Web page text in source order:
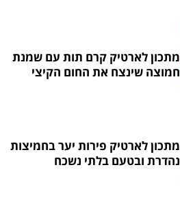
מתכון לארטיק קרם תות עם שמנת
חמוצה שינצח את החום הקיצי
מתכון לארטיק פירות יער בחמיצות
נהדרת ובטעם בלתי נשכח